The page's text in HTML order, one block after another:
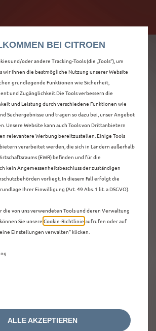
SIE ALLE
MIT
ANTRIEB IN
BEI CITROEN
und/oder andere Tracking-Tools (die „Tools“), um
wir Ihnen die bestmögliche Nutzung unserer Website
grundlegende Funktionen wie Sicherheit,
und Zugänglichkeit.Die Tools verbessern die
und Leistung durch verschiedene Funktionen wie
Suchergebnisse und tragen so dazu bei, unser Angebot
Unsere Website kann auch Tools von Drittanbietern
relevantere Werbung bereitzustellen. Einige Tools
verarbeitet werden, die sich in Ländern außerhalb
(EWR) befinden und für die
kein Angemessenheitsbeschluss der zuständigen
vorliegt. In diesem Fall erfolgt die
Ihrer Einwilligung (Art. 49 Abs. 1 lit. a DSGVO).
die von uns verwendeten Tools und deren Verwaltung
Sie unsere Cookie‑Richtlinie aufrufen oder auf
Einstellungen verwalten“ klicken.
ALLE AKZEPTIEREN